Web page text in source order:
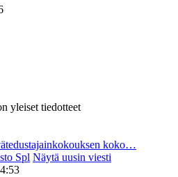
yleiset tiedotteet
koko…
Spl Näytä uusin viesti